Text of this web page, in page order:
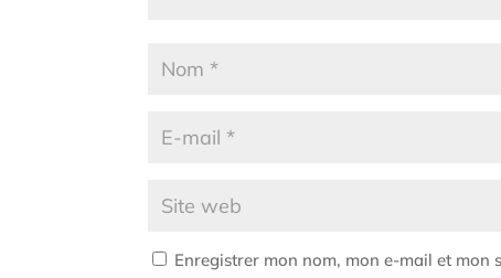
Enregistrer mon nom, mon e-mail et